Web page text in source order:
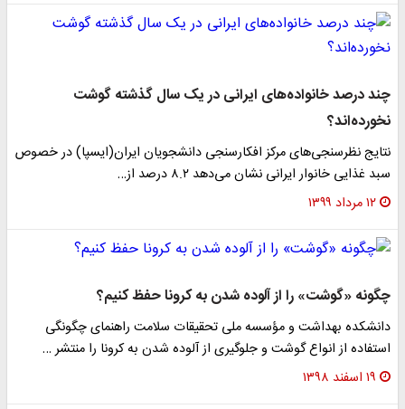
درصد خانواده‌های ایرانی در یک سال گذشته گوشت
نظرسنجی‌های مرکز افکارسنجی دانشجویان ایران(ایسپا) در خصوص
غذایی خانوار ایرانی نشان می‌دهد ۸.۲ درصد از…
۱۲ مرداد ۱۳۹۹
«گوشت» را از آلوده شدن به کرونا حفظ کنیم؟
بهداشت و مؤسسه ملی تحقیقات سلامت راهنمای چگونگی
از انواع گوشت و جلوگیری از آلوده شدن به کرونا را منتشر …
۱۹ اسفند ۱۳۹۸